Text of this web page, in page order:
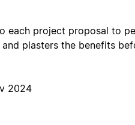
each project proposal to
plasters the benefits
2024